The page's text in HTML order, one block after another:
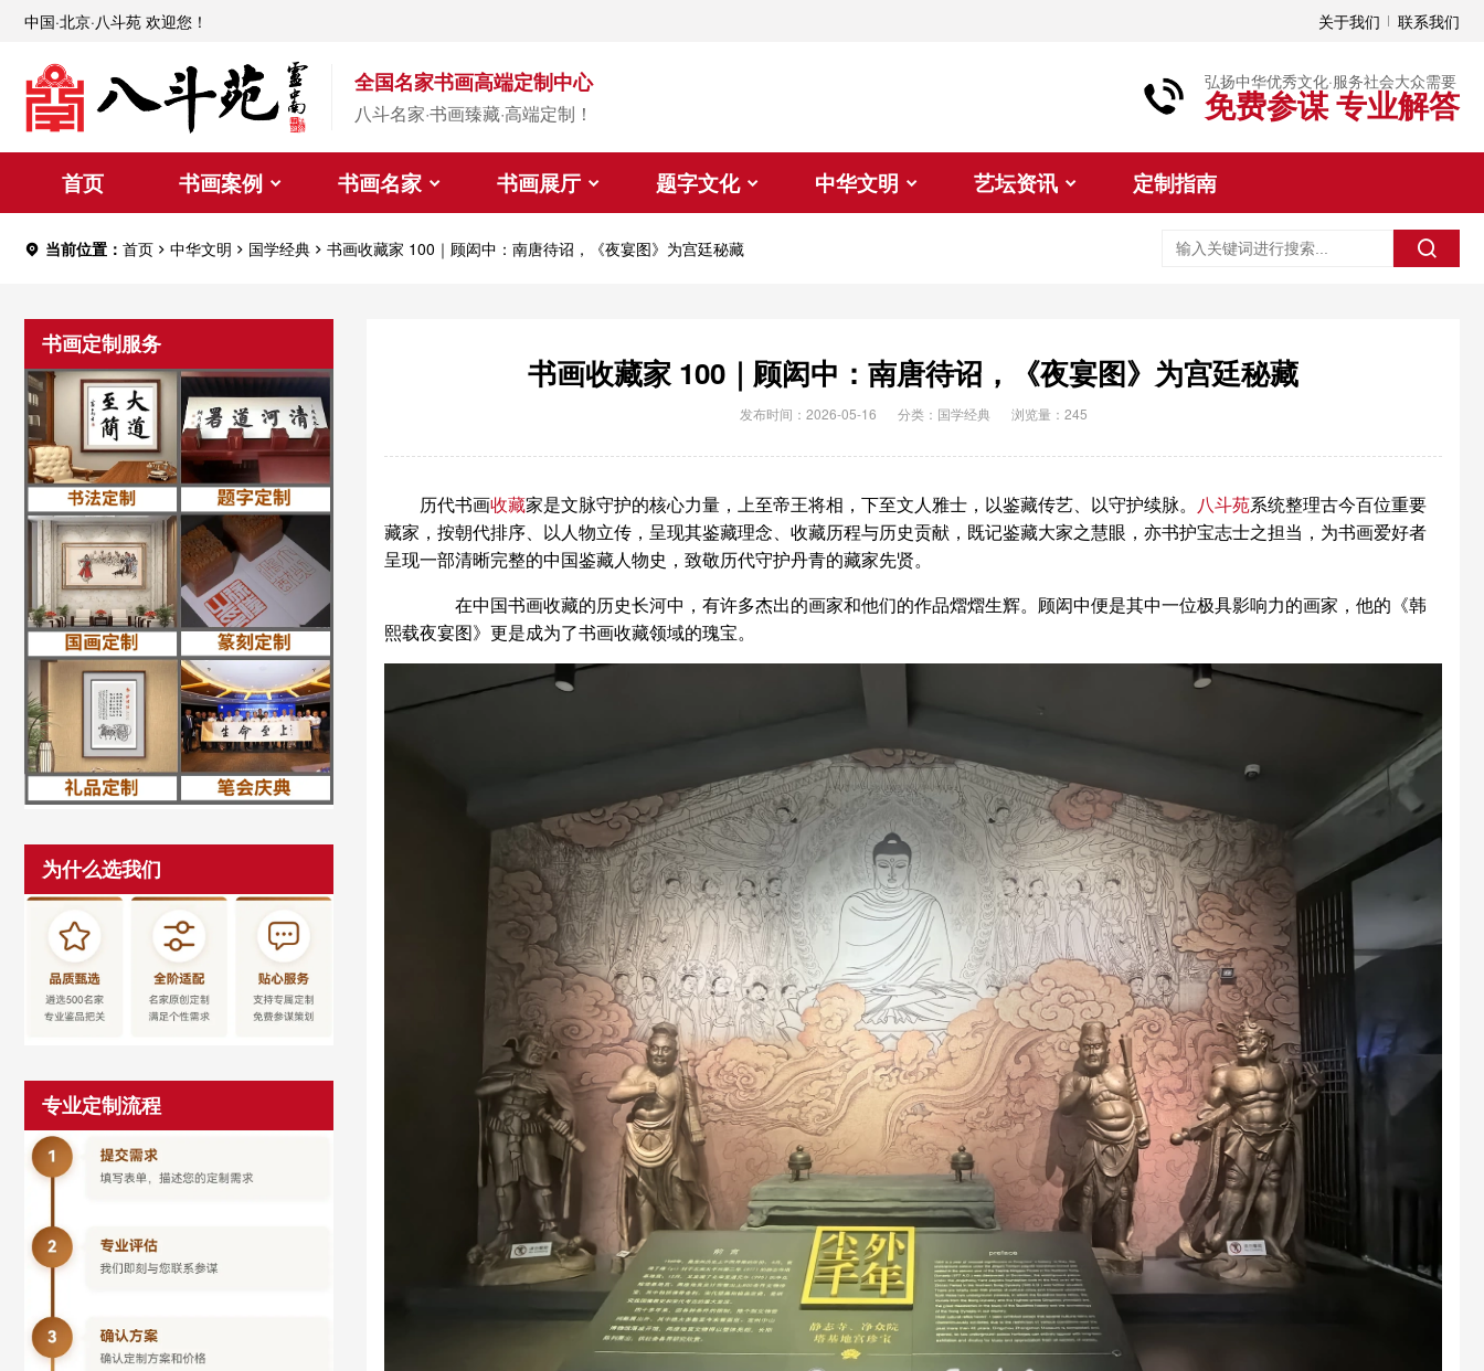
中国·北京·八斗苑 欢迎您！ 关于我们 联系我们
全国名家书画高端定制中心
八斗名家·书画臻藏·高端定制！
弘扬中华优秀文化·服务社会大众需要
免费参谋 专业解答
首页 书画案例 书画名家 书画展厅 题字文化 中华文明 艺坛资讯 定制指南
当前位置： 首页 中华文明 国学经典 书画收藏家 100｜顾闳中：南唐待诏，《夜宴图》为宫廷秘藏
书画定制服务
为什么选我们
专业定制流程
书画收藏家 100｜顾闳中：南唐待诏，《夜宴图》为宫廷秘藏
发布时间：2026-05-16 分类： 国学经典 浏览量：245
历代书画收藏家是文脉守护的核心力量，上至帝王将相，下至文人雅士，以鉴藏传艺、以守护续脉。 八斗苑系统整理古今百位重要
藏家，按朝代排序、以人物立传，呈现其鉴藏理念、收藏历程与历史贡献，既记鉴藏大家之慧眼，亦书护宝志士之担当，为书画爱好者
呈现一部清晰完整的中国鉴藏人物史，致敬历代守护丹青的藏家先贤。
在中国书画收藏的历史长河中，有许多杰出的画家和他们的作品熠熠生辉。顾闳中便是其中一位极具影响力的画家，他的《韩
熙载夜宴图》更是成为了书画收藏领域的瑰宝。